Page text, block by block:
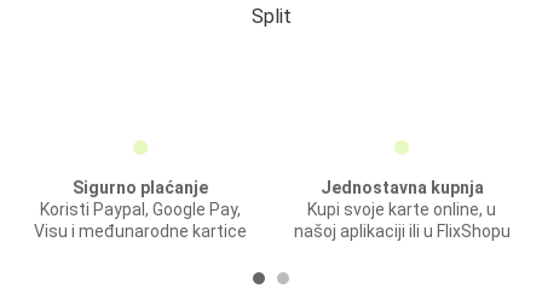
Split
Sigurno plaćanje
Koristi Paypal, Google Pay,
Visu i međunarodne kartice
Jednostavna kupnja
Kupi svoje karte online, u
našoj aplikaciji ili u FlixShopu